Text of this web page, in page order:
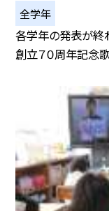
全学年
各学年の発表が終
創立７０周年記念